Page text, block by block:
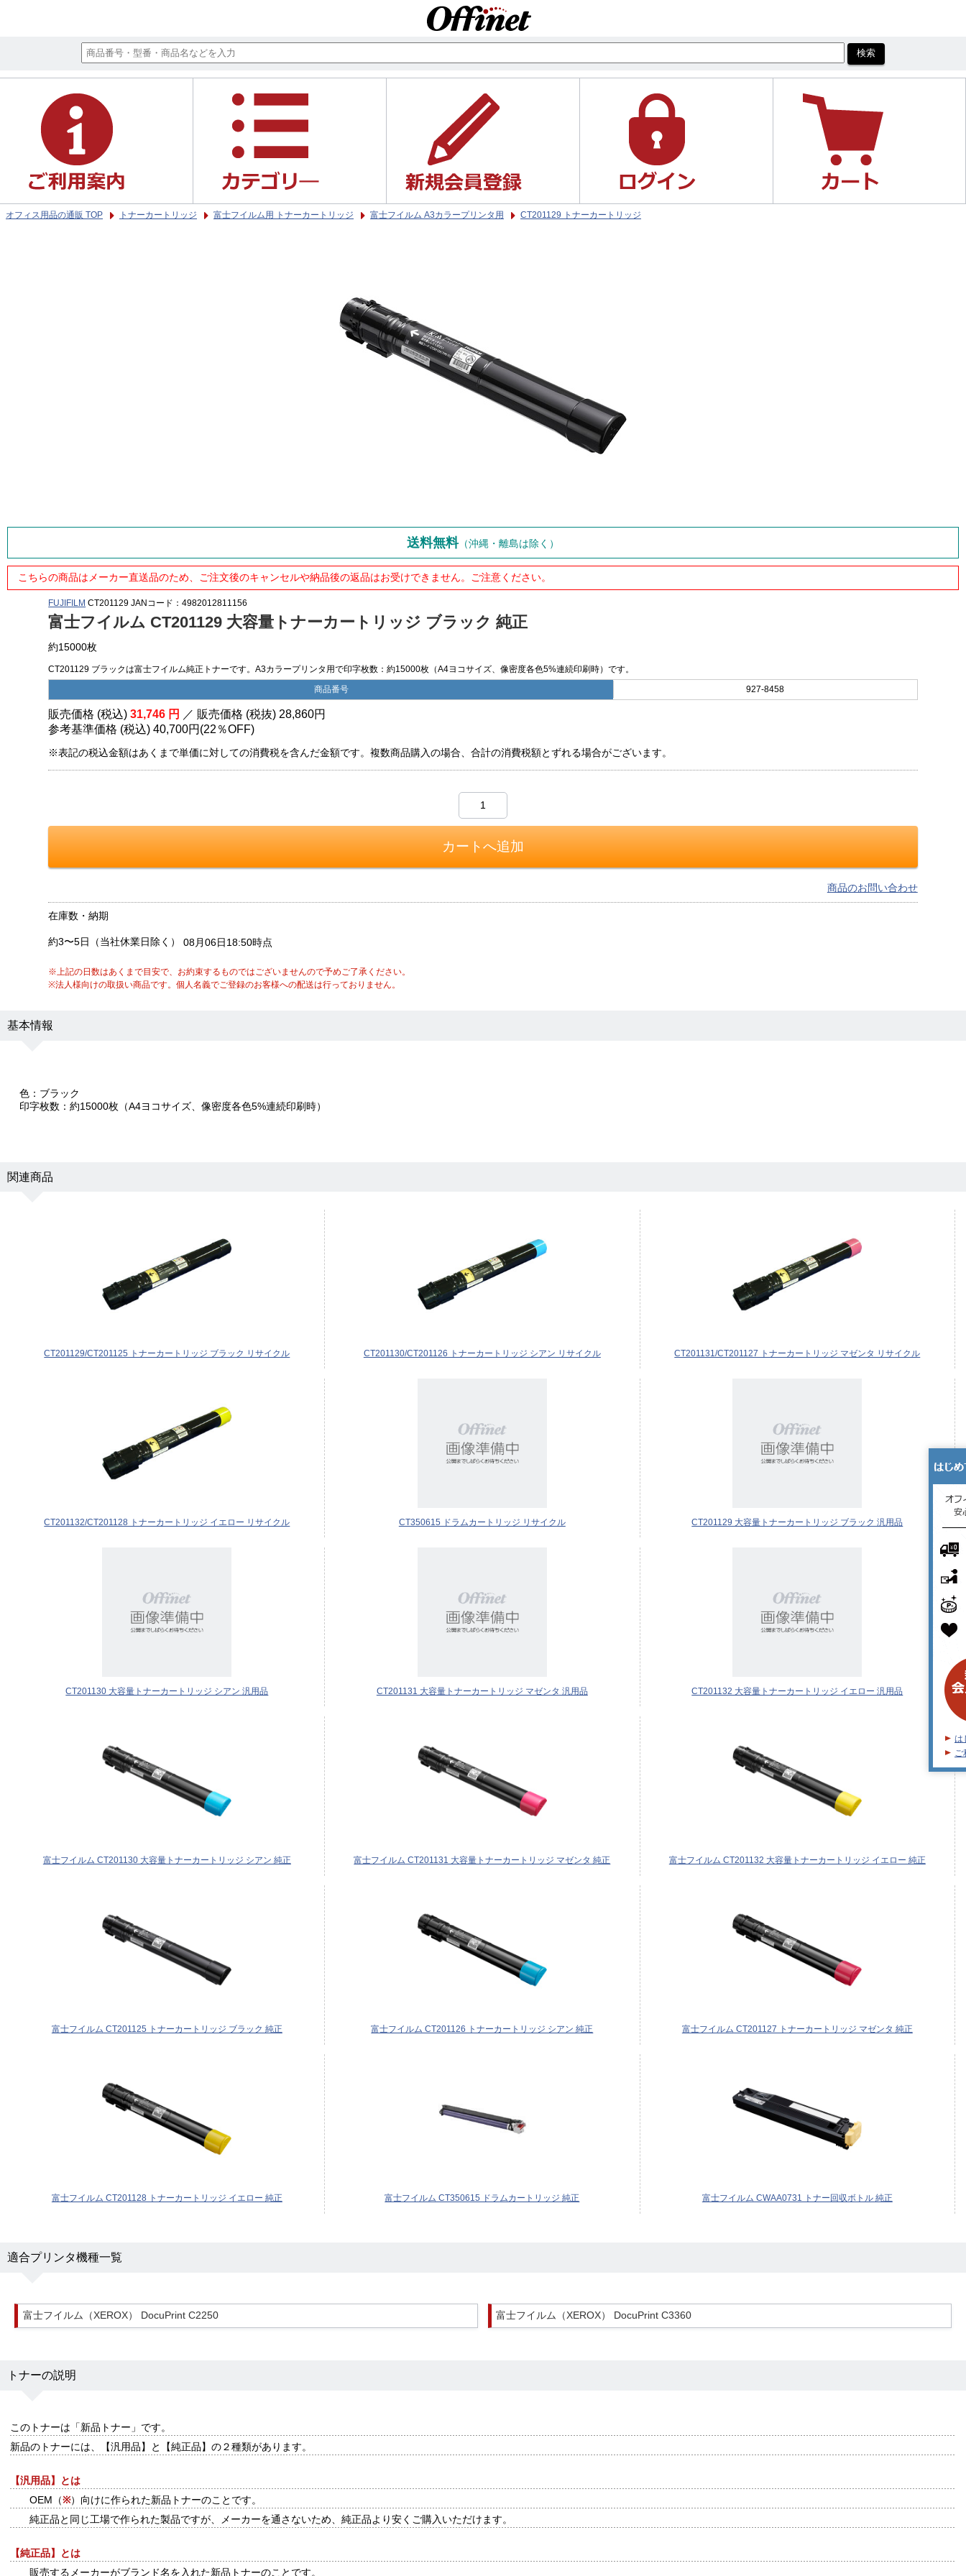
オフィス用品の通販 TOP トナーカートリッジ 富士フイルム用 トナーカートリッジ 富士フイルム A3カラープリンタ用 CT201129 トナーカートリッジ
送料無料（沖縄・離島は除く）
こちらの商品はメーカー直送品のため、ご注文後のキャンセルや納品後の返品はお受けできません。ご注意ください。
FUJIFILM CT201129 JANコード：4982012811156
富士フイルム CT201129 大容量トナーカートリッジ ブラック 純正
約15000枚
CT201129 ブラックは富士フイルム純正トナーです。A3カラープリンタ用で印字枚数：約15000枚（A4ヨコサイズ、像密度各色5%連続印刷時）です。
商品番号 927-8458
販売価格 (税込)31,746 円 ／ 販売価格 (税抜) 28,860円
参考基準価格 (税込)40,700円 (22％OFF)
※表記の税込金額はあくまで単価に対しての消費税を含んだ金額です。複数商品購入の場合、合計の消費税額とずれる場合がございます。
商品のお問い合わせ
在庫数・納期
約3〜5日（当社休業日除く） 08月06日18:50時点
※上記の日数はあくまで目安で、お約束するものではございませんので予めご了承ください。
※法人様向けの取扱い商品です。個人名義でご登録のお客様への配送は行っておりません。
基本情報
色：ブラック
印字枚数：約15000枚（A4ヨコサイズ、像密度各色5%連続印刷時）
関連商品
CT201129/CT201125 トナーカートリッジ ブラック リサイクル CT201130/CT201126 トナーカートリッジ シアン リサイクル CT201131/CT201127 トナーカートリッジ マゼンタ リサイクル
CT201132/CT201128 トナーカートリッジ イエロー リサイクル CT350615 ドラムカートリッジ リサイクル CT201129 大容量トナーカートリッジ ブラック 汎用品
CT201130 大容量トナーカートリッジ シアン 汎用品 CT201131 大容量トナーカートリッジ マゼンタ 汎用品 CT201132 大容量トナーカートリッジ イエロー 汎用品
富士フイルム CT201130 大容量トナーカートリッジ シアン 純正 富士フイルム CT201131 大容量トナーカートリッジ マゼンタ 純正 富士フイルム CT201132 大容量トナーカートリッジ イエロー 純正
富士フイルム CT201125 トナーカートリッジ ブラック 純正 富士フイルム CT201126 トナーカートリッジ シアン 純正 富士フイルム CT201127 トナーカートリッジ マゼンタ 純正
富士フイルム CT201128 トナーカートリッジ イエロー 純正 富士フイルム CT350615 ドラムカートリッジ 純正 富士フイルム CWAA0731 トナー回収ボトル 純正
適合プリンタ機種一覧
富士フイルム（XEROX） DocuPrint C2250 富士フイルム（XEROX） DocuPrint C3360
トナーの説明
このトナーは 「新品トナー」 です。
新品のトナーには、【汎用品】と【純正品】の２種類があります。
【汎用品】とは
OEM（※）向けに作られた新品トナーのことです。
純正品と同じ工場で作られた製品ですが、メーカーを通さないため、純正品より安くご購入いただけます。
【純正品】とは
販売するメーカーがブランド名を入れた新品トナーのことです。
は
ご